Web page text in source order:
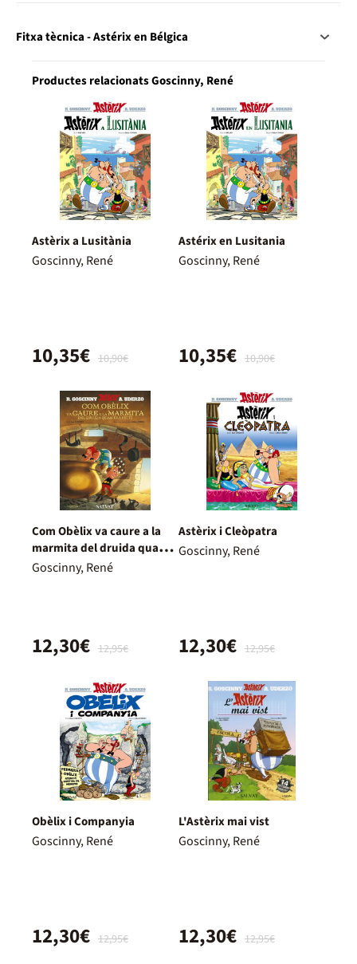
Fitxa tècnica - Astérix en Bélgica
Productes relacionats Goscinny, René
Astèrix a Lusitània
Goscinny, René
10,90€
10,35€
Astérix en Lusitania
Goscinny, René
10,90€
10,35€
Com Obèlix va caure a la
marmita del druida quan
era petit (català)
Goscinny, René
12,95€
12,30€
Astèrix i Cleòpatra
Goscinny, René
12,95€
12,30€
Obèlix i Companyia
Goscinny, René
12,95€
12,30€
L'Astèrix mai vist
Goscinny, René
12,95€
12,30€